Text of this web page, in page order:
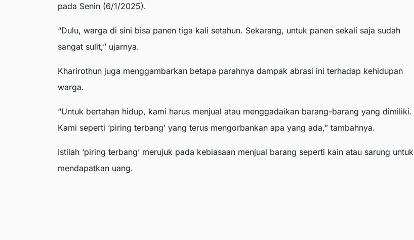
pada Senin (6/1/2025).
“Dulu, warga di sini bisa panen tiga kali setahun. Sekarang, untuk panen sekali saja sudah
sangat sulit,” ujarnya.
Kharirothun juga menggambarkan betapa parahnya dampak abrasi ini terhadap kehidupan
warga.
“Untuk bertahan hidup, kami harus menjual atau menggadaikan barang-barang yang dimiliki.
Kami seperti ‘piring terbang’ yang terus mengorbankan apa yang ada,” tambahnya.
Istilah ‘piring terbang’ merujuk pada kebiasaan menjual barang seperti kain atau sarung untuk
mendapatkan uang.